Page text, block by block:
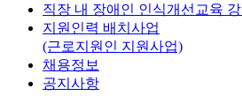
직장 내 장애인 인식개선교육
지원인력 배치사업
(근로지원인 지원사업)
채용정보
공지사항